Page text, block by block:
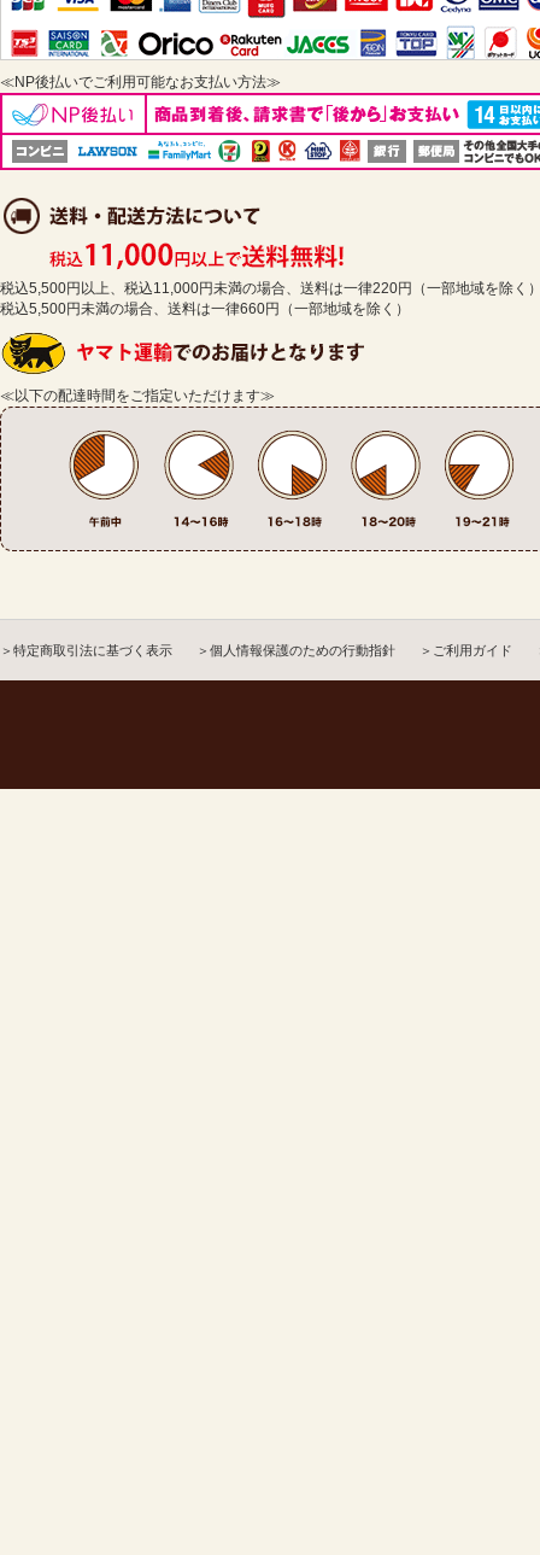
≪NP後払いでご利用可能なお支払い方法≫
税込5,500円以上、税込11,000円未満の場合、送料は一律220円（一部地域を除く
税込5,500円未満の場合、送料は一律660円（一部地域を除く）
≪以下の配達時間をご指定いただけます≫
＞特定商取引法に基づく表示 ＞個人情報保護のための行動指針 ＞ご利用ガイド